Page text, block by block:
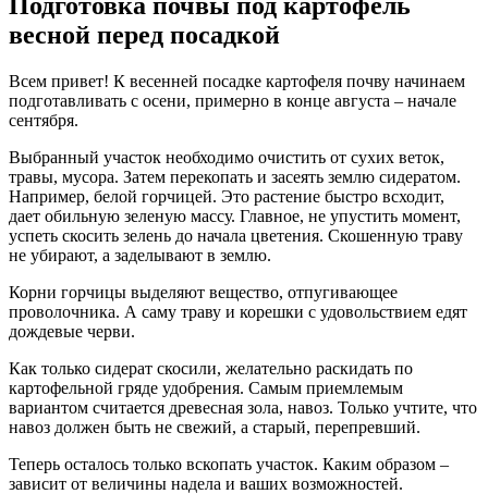
весной перед посадкой
Всем привет! К весенней посадке картофеля почву начинаем
подготавливать с осени, примерно в конце августа – начале
сентября.
Выбранный участок необходимо очистить от сухих веток,
травы, мусора. Затем перекопать и засеять землю сидератом.
Например, белой горчицей. Это растение быстро всходит,
дает обильную зеленую массу. Главное, не упустить момент,
успеть скосить зелень до начала цветения. Скошенную траву
не убирают, а заделывают в землю.
Корни горчицы выделяют вещество, отпугивающее
проволочника. А саму траву и корешки с удовольствием едят
дождевые черви.
Как только сидерат скосили, желательно раскидать по
картофельной гряде удобрения. Самым приемлемым
вариантом считается древесная зола, навоз. Только учтите, что
навоз должен быть не свежий, а старый, перепревший.
Теперь осталось только вскопать участок. Каким образом –
зависит от величины надела и ваших возможностей.